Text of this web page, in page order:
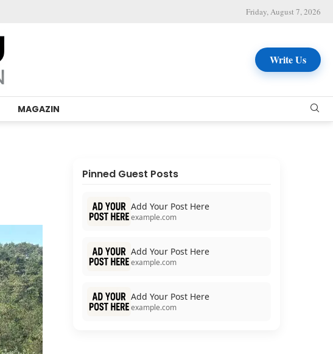
Friday, August 7, 2026
Write Us
MAGAZIN
Pinned Guest Posts
Add Your Post Here
example.com
Add Your Post Here
example.com
Add Your Post Here
example.com